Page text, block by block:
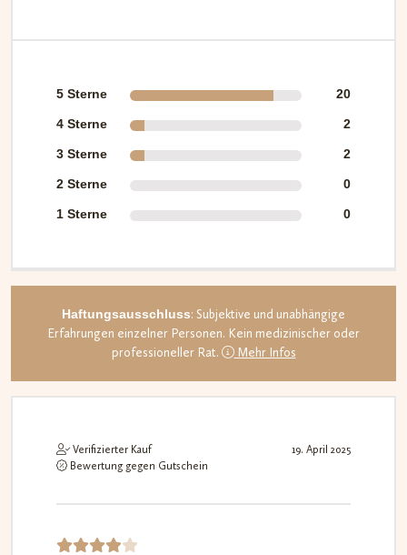
ngen
5 Sterne 20
4 Sterne 2
3 Sterne 2
2 Sterne 0
1 Sterne 0
Haftungsausschluss: Subjektive und unabhängige
Erfahrungen einzelner Personen. Kein medizinischer oder
professioneller Rat.
Mehr Infos
Verifizierter Kauf
Bewertung gegen Gutschein
19. April 2025